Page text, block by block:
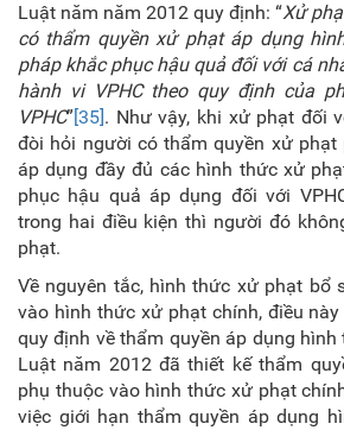
Luật năm năm 2012 quy định: “Xử
có thẩm quyền xử phạt áp dụng
pháp khắc phục hậu quả đối với cá
hành vi VPHC theo quy định của
VPHC”[35]. Như vậy, khi xử phạt đối
đòi hỏi người có thẩm quyền xử phạt
áp dụng đầy đủ các hình thức xử
phục hậu quả áp dụng đối với
trong hai điều kiện thì người đó
phạt.
Về nguyên tắc, hình thức xử phạt bổ
vào hình thức xử phạt chính, điều
quy định về thẩm quyền áp dụng
Luật năm 2012 đã thiết kế thẩm
phụ thuộc vào hình thức xử phạt
việc giới hạn thẩm quyền áp dụng